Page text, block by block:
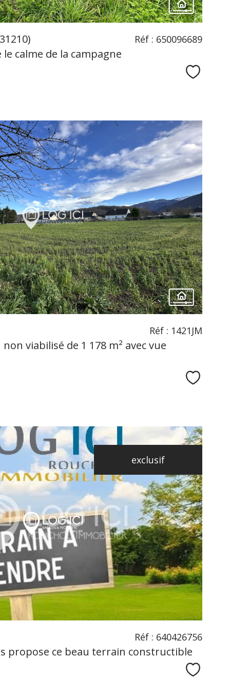
calme de la campagne
Réf : 650096689
voir le
bien
viabilisé de 1 178 m² avec vue
Réf : 1421JM
exclusif
voir le
bien
propose ce beau terrain constructible
Réf : 640426756